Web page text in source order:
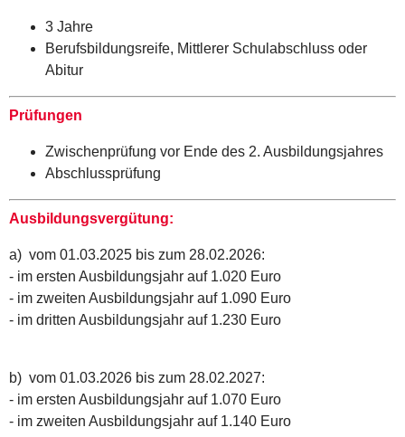
3 Jahre
Berufsbildungsreife, Mittlerer Schulabschluss oder
Abitur
Prüfungen
Zwischenprüfung vor Ende des 2. Ausbildungsjahres
Abschlussprüfung
Ausbildungsvergütung:
a) vom 01.03.2025 bis zum 28.02.2026:
- im ersten Ausbildungsjahr auf 1.020 Euro
- im zweiten Ausbildungsjahr auf 1.090 Euro
- im dritten Ausbildungsjahr auf 1.230 Euro
b) vom 01.03.2026 bis zum 28.02.2027:
- im ersten Ausbildungsjahr auf 1.070 Euro
- im zweiten Ausbildungsjahr auf 1.140 Euro